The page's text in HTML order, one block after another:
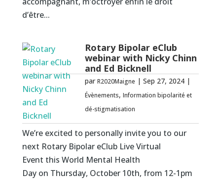
d’être...
Rotary Bipolar eClub
webinar with Nicky Chinn
and Ed Bicknell
parR2020Maigne |Sep 27, 2024 |
Évènements,Information bipolarité et
dé-stigmatisation
We’re excited to personally invite you to our
next Rotary Bipolar eClub Live Virtual
Event this World Mental Health
Day on Thursday, October 10th, from 12-1pm